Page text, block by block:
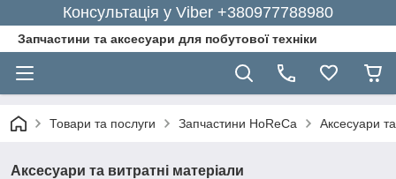
Консультація у Viber +380977788980
Запчастини та аксесуари для побутової техніки
Товари та послуги Запчастини HoReCa Аксесуари
Аксесуари та витратні матеріали